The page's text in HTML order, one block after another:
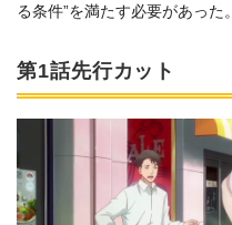
る条件”を満たす必要があった。
第1話先行カット